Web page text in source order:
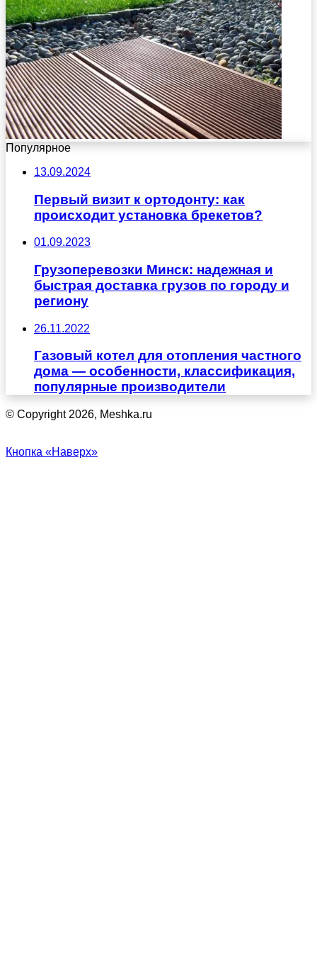
Популярное
13.09.2024
Первый визит к ортодонту: как
происходит установка брекетов?
01.09.2023
Грузоперевозки Минск: надежная и
быстрая доставка грузов по городу и
региону
26.11.2022
Газовый котел для отопления частного
дома — особенности, классификация,
популярные производители
© Copyright 2026, Meshka.ru
Кнопка «Наверх»